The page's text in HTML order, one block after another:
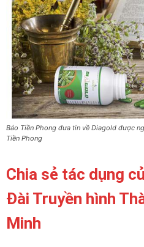
Báo Tiền Phong đưa tin về Diagold được
Tiền Phong
Chia sẻ tác dụng
Đài Truyền hình
Minh